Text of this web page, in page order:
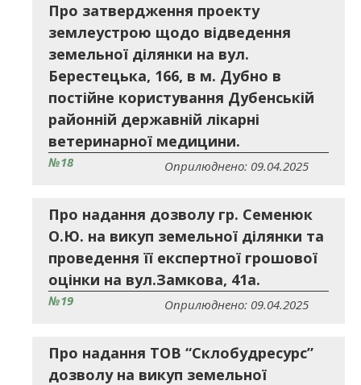
Про затвердження проекту
землеустрою щодо відведення
земельної ділянки на вул.
Берестецька, 166, в м. Дубно в
постійне користування Дубенській
районній державній лікарні
ветеринарної медицини.
№18 Оприлюднено: 09.04.2025
Про надання дозволу гр. Семенюк
О.Ю. на викуп земельної ділянки та
проведення її експертної грошової
оцінки на вул.Замкова, 41а.
№19 Оприлюднено: 09.04.2025
Про надання ТОВ “Склобудресурс”
дозволу на викуп земельної